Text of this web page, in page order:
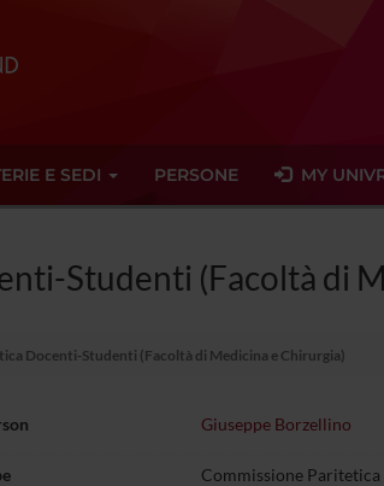
E SEDI PERSONE MY
Studenti (Facoltà di
Docenti-Studenti (Facoltà di Medicina e Chirurgia)
Giuseppe Borzellino
Commissione